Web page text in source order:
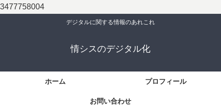
3477758004
デジタルに関する情報のあれこれ
情シスのデジタル化
ホーム プロフィール
お問い合わせ